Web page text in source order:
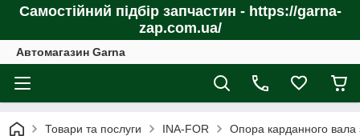
Самостійний підбір запчастин - https://garna-
zap.com.ua/
Автомагазин Garna
Товари та послуги INA-FOR Опора карданного